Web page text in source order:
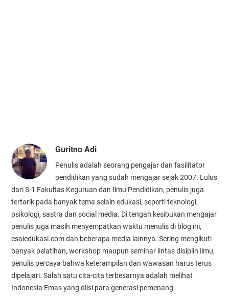
Guritno Adi
Penulis adalah seorang pengajar dan fasilitator
pendidikan yang sudah mengajar sejak 2007. Lulus
dari S-1 Fakultas Keguruan dan Ilmu Pendidikan, penulis juga
tertarik pada banyak tema selain edukasi, seperti teknologi,
psikologi, sastra dan social media. Di tengah kesibukan mengajar
penulis juga masih menyempatkan waktu menulis di blog ini,
esaiedukasi.com dan beberapa media lainnya. Sering mengikuti
banyak pelatihan, workshop maupun seminar lintas disiplin ilmu,
penulis percaya bahwa keterampilan dan wawasan harus terus
dipelajari. Salah satu cita-cita terbesarnya adalah melihat
Indonesia Emas yang diisi para generasi pemenang.